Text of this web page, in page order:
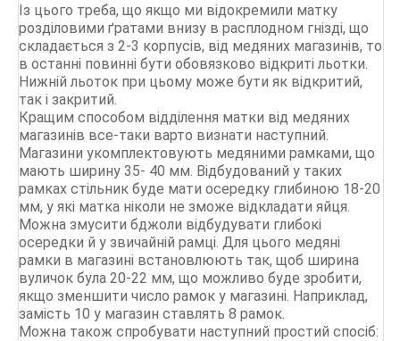
Із цього треба, що якщо ми відокремили матку
розділовими ґратами внизу в расплодном гнізді, що
складається з 2-3 корпусів, від медяних магазинів, то
в останні повинні бути обовязково відкриті льотки.
Нижній льоток при цьому може бути як відкритий,
так і закритий.
Кращим способом відділення матки від медяних
магазинів все-таки варто визнати наступний.
Магазини укомплектовують медяними рамками, що
мають ширину 35- 40 мм. Відбудований у таких
рамках стільник буде мати осередку глибиною 18-20
мм, у які матка ніколи не зможе відкладати яйця.
Можна змусити бджоли відбудувати глибокі
осередки й у звичайній рамці. Для цього медяні
рамки в магазині встановлюють так, щоб ширина
вуличок була 20-22 мм, що можливо буде зробити,
якщо зменшити число рамок у магазині. Наприклад,
замість 10 у магазин ставлять 8 рамок.
Можна також спробувати наступний простий спосіб: